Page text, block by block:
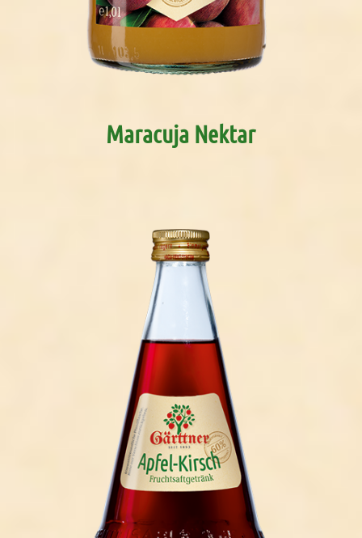
Maracuja Nektar